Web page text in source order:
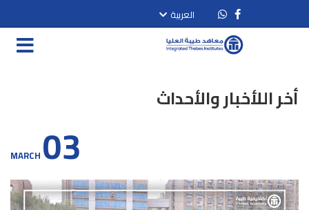
العربية
أخر اللأخبار والأحداث
03
MARCH